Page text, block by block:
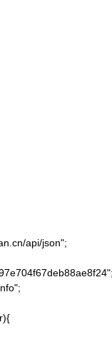
api/json";